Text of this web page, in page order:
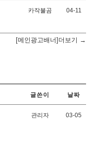
카작불곰 04-11
[메인광고배너]더보기 →
글쓴이 날짜
관리자 03-05